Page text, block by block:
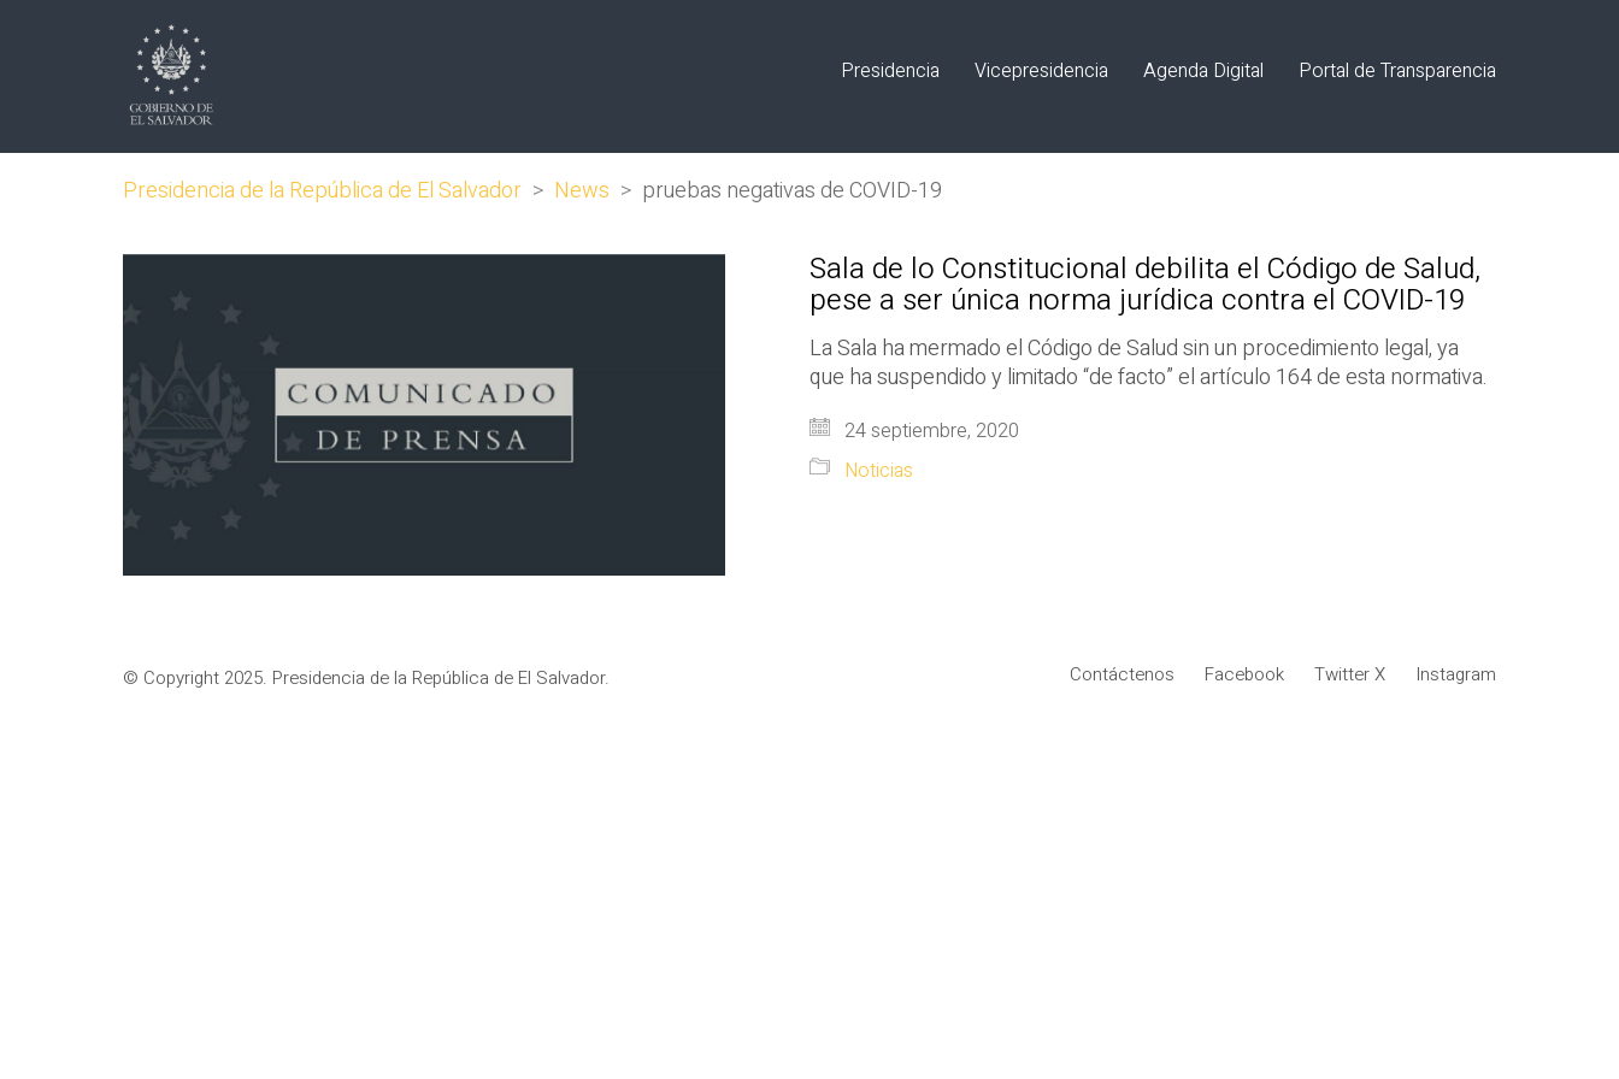
Presidencia Vicepresidencia Agenda Digital Portal de Transparencia
Presidencia de la República de El Salvador > News > pruebas negativas de COVID-19
Sala de lo Constitucional debilita el Código de Salud,
pese a ser única norma jurídica contra el COVID-19
La Sala ha mermado el Código de Salud sin un procedimiento legal, ya
que ha suspendido y limitado “de facto” el artículo 164 de esta normativa.
24 septiembre, 2020
Noticias
Contáctenos Facebook Twitter X Instagram
© Copyright 2025. Presidencia de la República de El Salvador.